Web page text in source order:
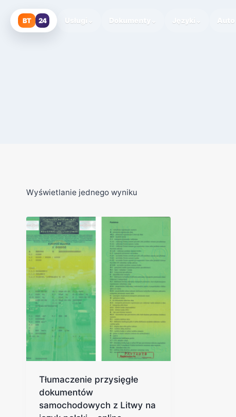
Przejdź
treści
BT 24 Usługi ⌄ Dokumenty⌄ Języki ⌄ Auto
Wyświetlanie jednego wyniku
Tłumaczenie przysięgłe
dokumentów
samochodowych z Litwy na